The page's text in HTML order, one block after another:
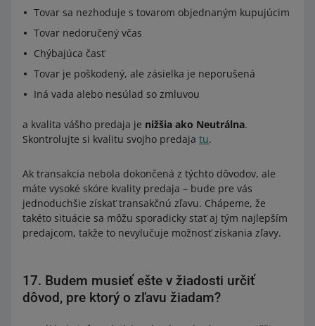
Tovar sa nezhoduje s tovarom objednaným kupujúcim
Tovar nedoručený včas
Chýbajúca časť
Tovar je poškodený, ale zásielka je neporušená
Iná vada alebo nesúlad so zmluvou
a kvalita vášho predaja je nižšia ako Neutrálna.
Skontrolujte si kvalitu svojho predaja tu.
Ak transakcia nebola dokončená z týchto dôvodov, ale
máte vysoké skóre kvality predaja – bude pre vás
jednoduchšie získať transakčnú zľavu. Chápeme, že
takéto situácie sa môžu sporadicky stať aj tým najlepším
predajcom, takže to nevylučuje možnosť získania zľavy.
17. Budem musieť ešte v žiadosti určiť
dôvod, pre ktorý o zľavu žiadam?